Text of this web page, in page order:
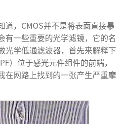
道，CMOS并不是将表面直接暴
有一些重要的光学滤镜，它的名
光学低通滤波器，首先来解释下
）位于感光元件组件的前端，
在网路上找到的一张产生严重摩